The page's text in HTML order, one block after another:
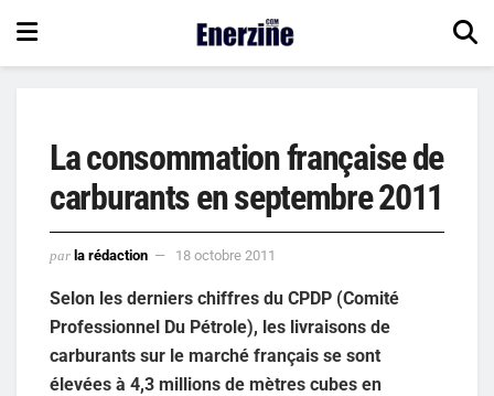
La consommation française de
carburants en septembre 2011
par la rédaction 18 octobre 2011
Selon les derniers chiffres du CPDP (Comité
Professionnel Du Pétrole), les livraisons de
carburants sur le marché français se sont
élevées à 4,3 millions de mètres cubes en